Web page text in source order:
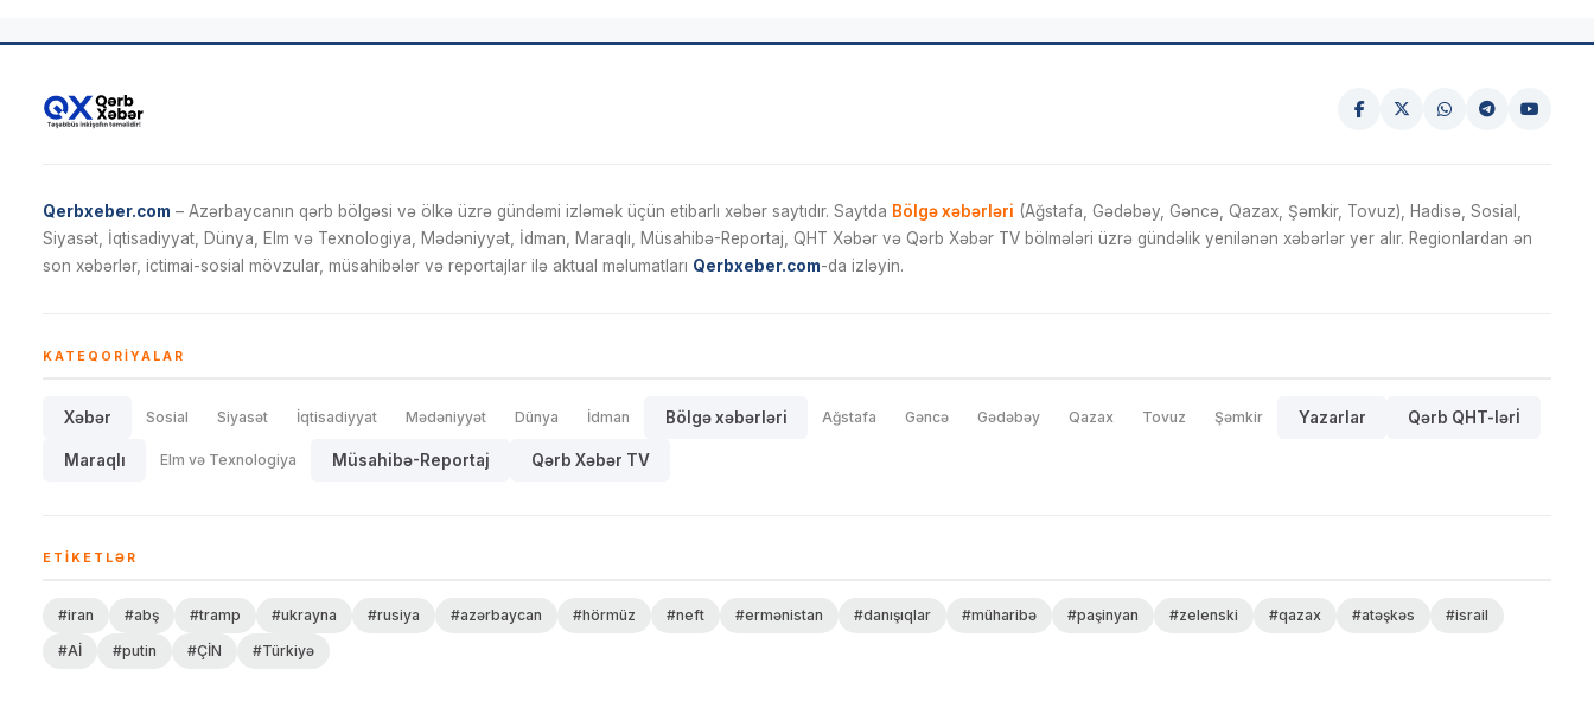
Qerbxeber.com – Azərbaycanın qərb bölgəsi və ölkə üzrə gündəmi izləmək üçün etibarlı xəbər saytıdır. Saytda Bölgə xəbərləri (Ağstafa, Gədəbəy, Gəncə, Qazax, Şəmkir, Tovuz), Hadisə, Sosial,
Siyasət, İqtisadiyyat, Dünya, Elm və Texnologiya, Mədəniyyət, İdman, Maraqlı, Müsahibə-Reportaj, QHT Xəbər və Qərb Xəbər TV bölmələri üzrə gündəlik yenilənən xəbərlər yer alır. Regionlardan ən
son xəbərlər, ictimai-sosial mövzular, müsahibələr və reportajlar ilə aktual məlumatları Qerbxeber.com-da izləyin.
KATEQORIYALAR
Xəbər Sosial Siyasət İqtisadiyyat Mədəniyyət Dünya İdman Bölgə xəbərləri Ağstafa Gəncə Gədəbəy Qazax Tovuz Şəmkir Yazarlar Qərb QHT-lərİ
Maraqlı Elm və Texnologiya Müsahibə-Reportaj Qərb Xəbər TV
ETIKETLƏR
#iran #abş #tramp #ukrayna #rusiya #azərbaycan #hörmüz #neft #ermənistan #danışıqlar #müharibə #paşinyan #zelenski #qazax #atəşkəs
#israil
#Aİ
#putin #ÇİN #Türkiyə